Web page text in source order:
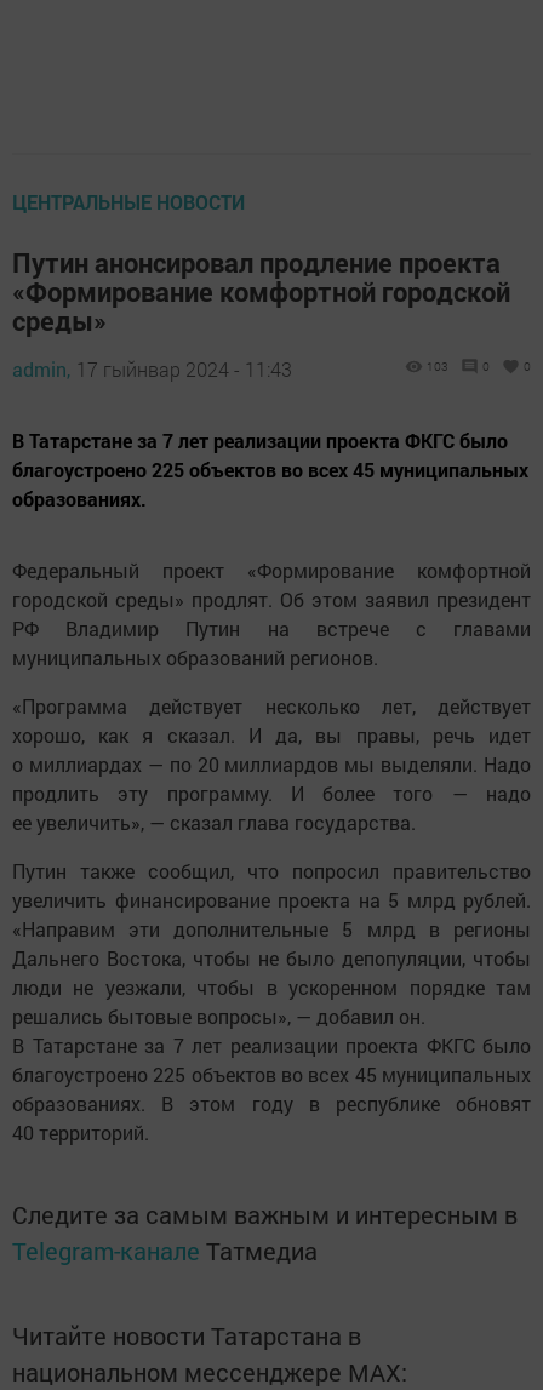
ЦЕНТРАЛЬНЫЕ НОВОСТИ
Путин анонсировал продление проекта
«Формирование комфортной городской
среды»
admin, 17 гыйнвар 2024 - 11:43 103 0 0
В Татарстане за 7 лет реализации проекта ФКГС было
благоустроено 225 объектов во всех 45 муниципальных
образованиях.
Федеральный проект «Формирование комфортной
городской среды» продлят. Об этом заявил президент
РФ Владимир Путин на встрече с главами
муниципальных образований регионов.
«Программа действует несколько лет, действует
хорошо, как я сказал. И да, вы правы, речь идет
о миллиардах — по 20 миллиардов мы выделяли. Надо
продлить эту программу. И более того — надо
ее увеличить», — сказал глава государства.
Путин также сообщил, что попросил правительство
увеличить финансирование проекта на 5 млрд рублей.
«Направим эти дополнительные 5 млрд в регионы
Дальнего Востока, чтобы не было депопуляции, чтобы
люди не уезжали, чтобы в ускоренном порядке там
решались бытовые вопросы», — добавил он.
В Татарстане за 7 лет реализации проекта ФКГС было
благоустроено 225 объектов во всех 45 муниципальных
образованиях. В этом году в республике обновят
40 территорий.
Следите за самым важным и интересным в
Telegram-канале Татмедиа
Читайте новости Татарстана в
национальном мессенджере MАХ: